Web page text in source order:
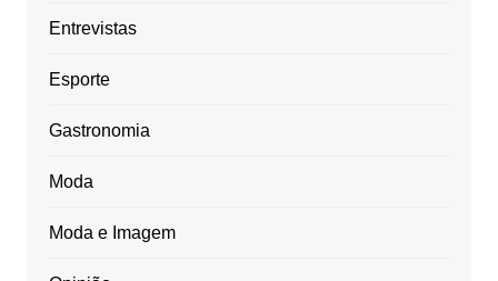
Entrevistas
Esporte
Gastronomia
Moda
Moda e Imagem